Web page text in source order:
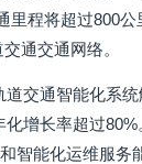
程将超过800
通交通网络。
交通智能化系统
增长率超过
智能化运维服务